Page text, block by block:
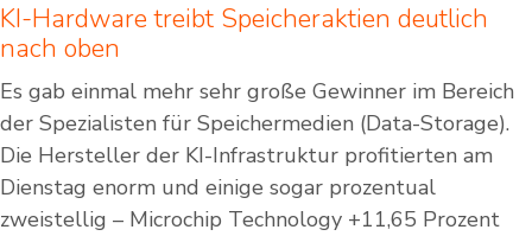
KI-Hardware treibt Speicheraktien deutlich
nach oben
Es gab einmal mehr sehr große Gewinner im Bereich
der Spezialisten für Speichermedien (Data-Storage).
Die Hersteller der KI-Infrastruktur profitierten am
Dienstag enorm und einige sogar prozentual
zweistellig – Microchip Technology +11,65 Prozent